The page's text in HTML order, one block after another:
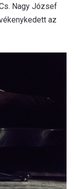
Nagy József
az